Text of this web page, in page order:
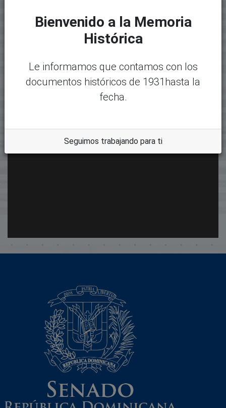
Bienvenido a la Memoria
Histórica
Le informamos que contamos con los
documentos históricos de 1931hasta la
fecha.
Seguimos trabajando para ti